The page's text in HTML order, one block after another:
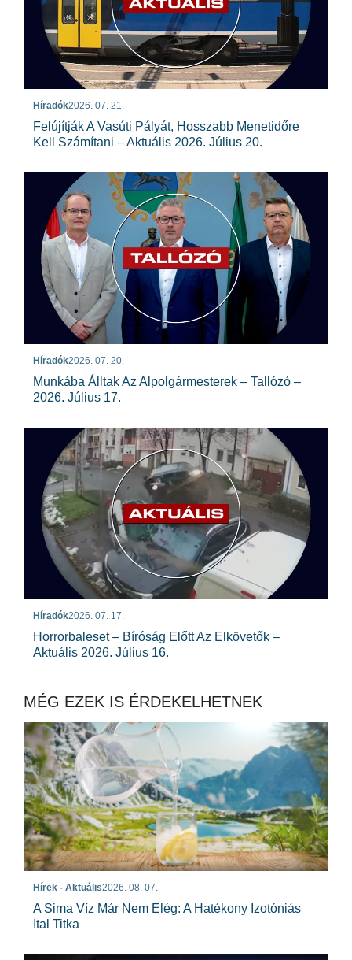
Híradók2026. 07. 21.
Felújítják A Vasúti Pályát, Hosszabb Menetidőre
Kell Számítani – Aktuális 2026. Július 20.
Híradók2026. 07. 20.
Munkába Álltak Az Alpolgármesterek – Tallózó –
2026. Július 17.
Híradók2026. 07. 17.
Horrorbaleset – Bíróság Előtt Az Elkövetők –
Aktuális 2026. Július 16.
MÉG EZEK IS ÉRDEKELHETNEK
Hírek - Aktuális2026. 08. 07.
A Sima Víz Már Nem Elég: A Hatékony Izotóniás
Ital Titka